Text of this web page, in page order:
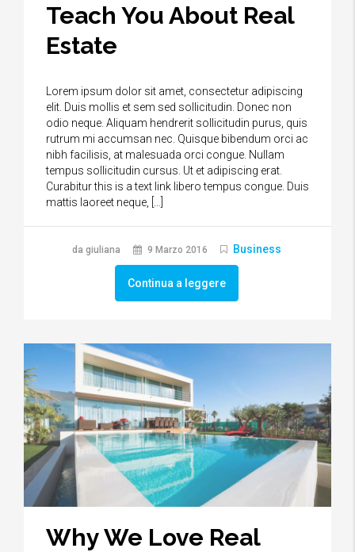
Teach You About Real
Estate
Lorem ipsum dolor sit amet, consectetur adipiscing
elit. Duis mollis et sem sed sollicitudin. Donec non
odio neque. Aliquam hendrerit sollicitudin purus, quis
rutrum mi accumsan nec. Quisque bibendum orci ac
nibh facilisis, at malesuada orci congue. Nullam
tempus sollicitudin cursus. Ut et adipiscing erat.
Curabitur this is a text link libero tempus congue. Duis
mattis laoreet neque, […]
da giuliana 9 Marzo 2016 Business
Continua a leggere
Why We Love Real